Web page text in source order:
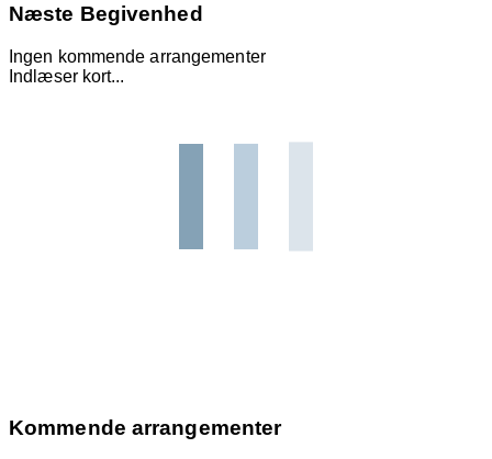
Næste Begivenhed
Ingen kommende arrangementer
Indlæser kort...
Kommende arrangementer